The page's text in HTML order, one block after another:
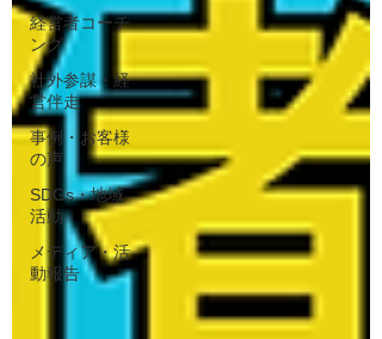
経営者コーチ
ング
社外参謀・経
営伴走
事例・お客様
の声
SDGs・地域
活動
メディア・活
動報告